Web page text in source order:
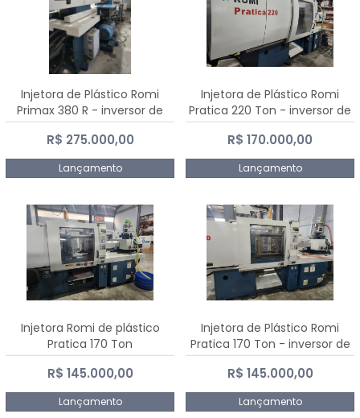
Injetora de Plástico Romi
Primax 380 R - inversor de
frequência NR 12
R$ 275.000,00
Lançamento
Injetora de Plástico Romi
Pratica 220 Ton - inversor de
frequência NR 12
R$ 170.000,00
Lançamento
Injetora Romi de plástico
Pratica 170 Ton
R$ 145.000,00
Lançamento
Injetora de Plástico Romi
Pratica 170 Ton - inversor de
frequência NR 12
R$ 145.000,00
Lançamento